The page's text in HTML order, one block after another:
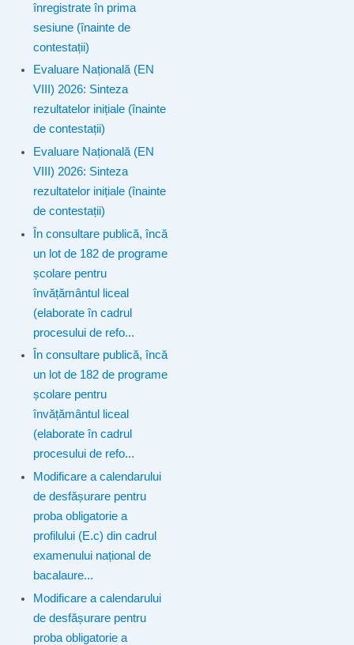
înregistrate în prima
sesiune (înainte de
contestații)
Evaluare Națională (EN
VIII) 2026: Sinteza
rezultatelor inițiale (înainte
de contestații)
Evaluare Națională (EN
VIII) 2026: Sinteza
rezultatelor inițiale (înainte
de contestații)
În consultare publică, încă
un lot de 182 de programe
școlare pentru
învățământul liceal
(elaborate în cadrul
procesului de refo...
În consultare publică, încă
un lot de 182 de programe
școlare pentru
învățământul liceal
(elaborate în cadrul
procesului de refo...
Modificare a calendarului
de desfășurare pentru
proba obligatorie a
profilului (E.c) din cadrul
examenului național de
bacalaure...
Modificare a calendarului
de desfășurare pentru
proba obligatorie a